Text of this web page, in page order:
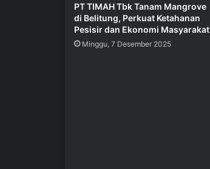
PT TIMAH Tbk Tanam Mangrove
di Belitung, Perkuat Ketahanan
Pesisir dan Ekonomi Masyarakat
Minggu, 7 Desember 2025